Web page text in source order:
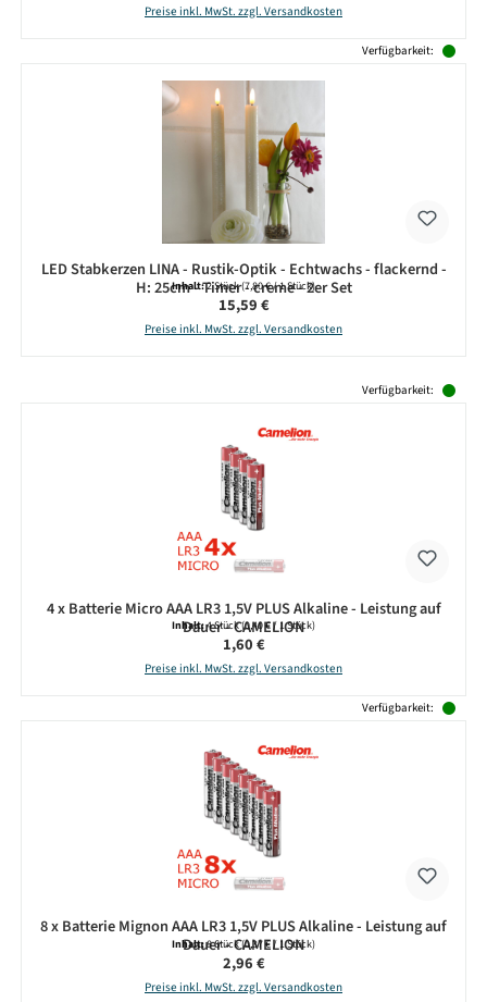
Preise inkl. MwSt. zzgl. Versandkosten
Verfügbarkeit:
LED Stabkerzen LINA - Rustik-Optik - Echtwachs - flackernd -
H: 25cm - Timer - creme - 2er Set
Inhalt:2 Stück(7,80 € / 1 Stück)
Regulärer Preis:
15,59 €
Preise inkl. MwSt. zzgl. Versandkosten
Verfügbarkeit:
4 x Batterie Micro AAA LR3 1,5V PLUS Alkaline - Leistung auf
Dauer - CAMELION
Inhalt:4 Stück(0,40 € / 1 Stück)
Regulärer Preis:
1,60 €
Preise inkl. MwSt. zzgl. Versandkosten
Verfügbarkeit:
8 x Batterie Mignon AAA LR3 1,5V PLUS Alkaline - Leistung auf
Dauer - CAMELION
Inhalt:8 Stück(0,37 € / 1 Stück)
Regulärer Preis:
2,96 €
Preise inkl. MwSt. zzgl. Versandkosten